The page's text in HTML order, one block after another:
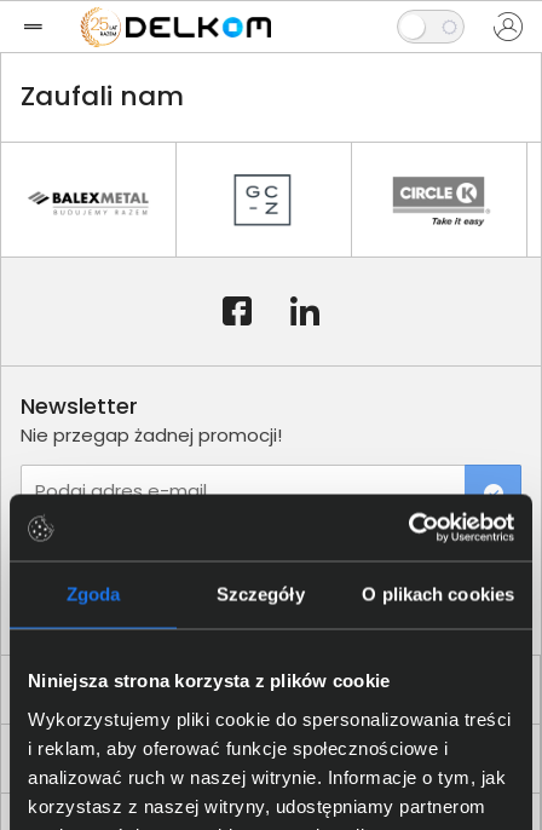
Zgoda Szczegóły O plikach cookies
Niniejsza strona korzysta z plików cookie
Wykorzystujemy pliki cookie do spersonalizowania treści
i reklam, aby oferować funkcje społecznościowe i
analizować ruch w naszej witrynie. Informacje o tym, jak
korzystasz z naszej witryny, udostępniamy partnerom
Zaufali nam
Dla Firm i Instytucji
Zakupy
Newsletter
Nie przegap żadnej promocji!
Podaj adres e-mail